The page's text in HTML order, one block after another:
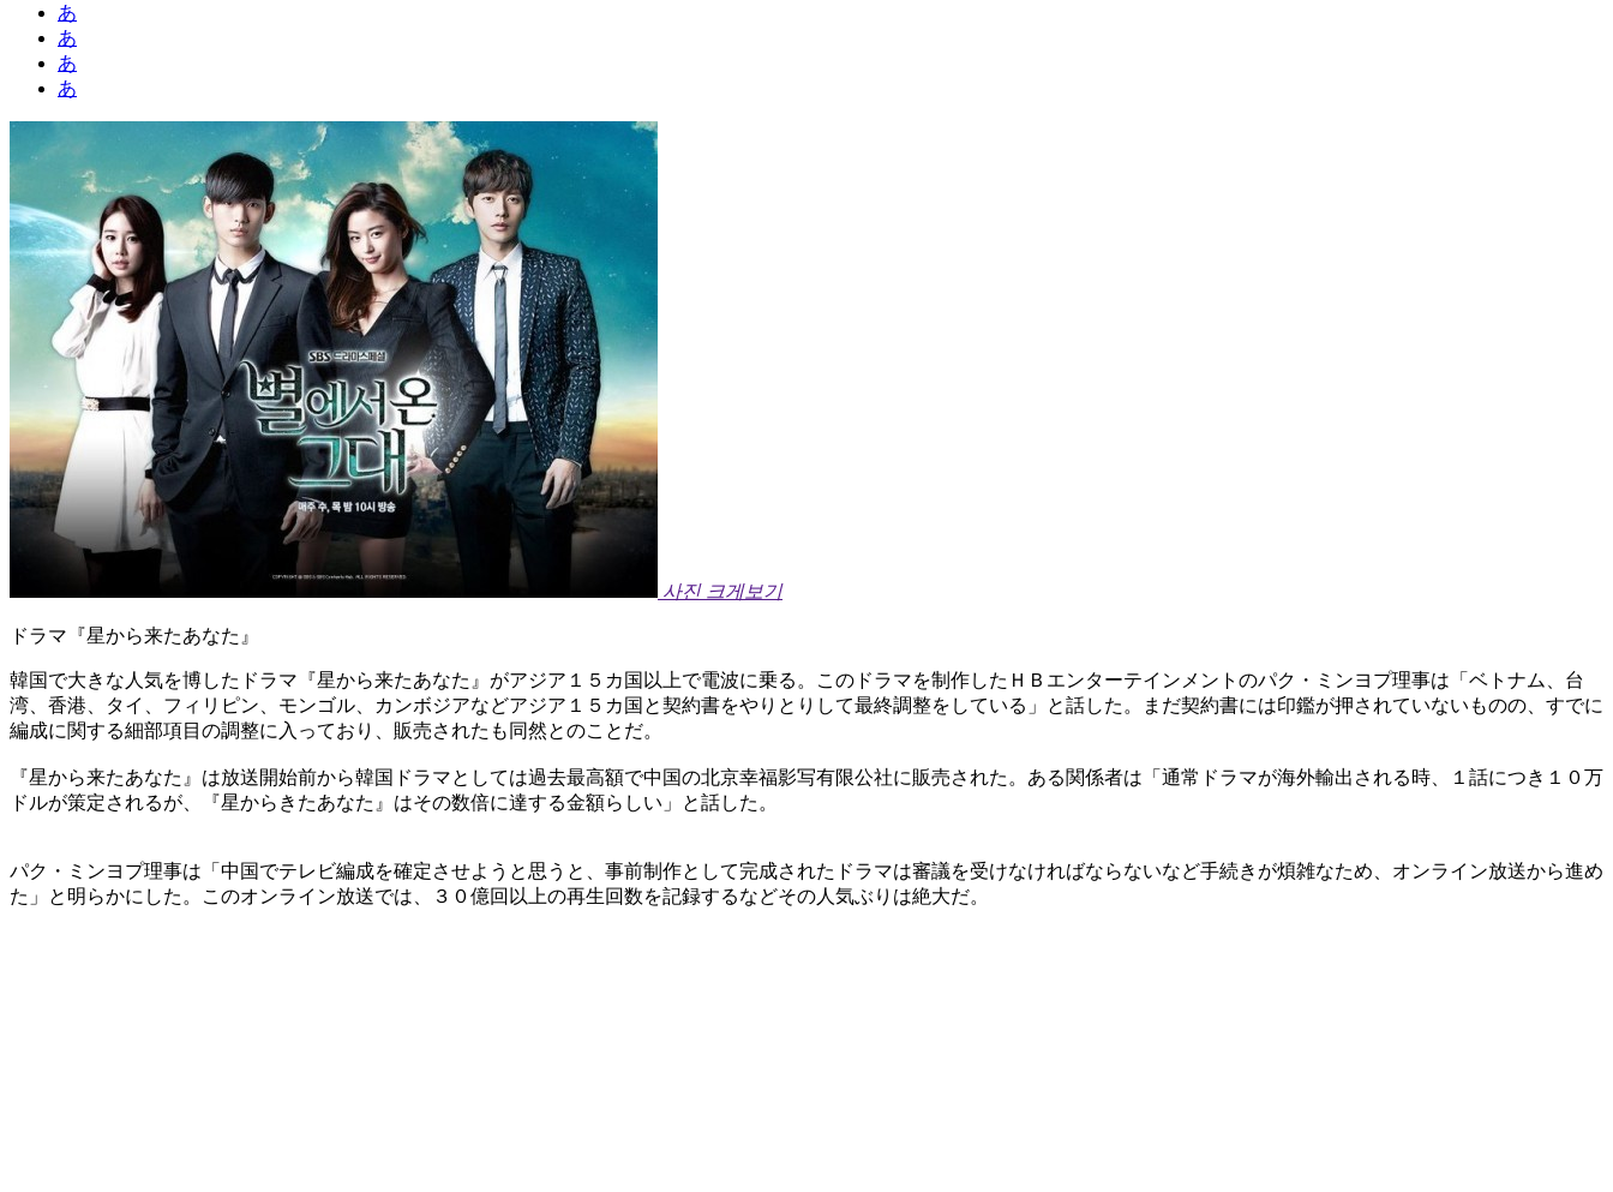
あ
あ
あ
あ
사진 크게보기
ドラマ『星から来たあなた』
韓国で大きな人気を博したドラマ『星から来たあなた』がアジア１５カ国以上で電波に乗る。このドラマを制作したＨＢエンターテインメントのパク・ミンヨプ理事は「ベトナム、台
湾、香港、タイ、フィリピン、モンゴル、カンボジアなどアジア１５カ国と契約書をやりとりして最終調整をしている」と話した。まだ契約書には印鑑が押されていないものの、すでに
編成に関する細部項目の調整に入っており、販売されたも同然とのことだ。
『星から来たあなた』は放送開始前から韓国ドラマとしては過去最高額で中国の北京幸福影写有限公社に販売された。ある関係者は「通常ドラマが海外輸出される時、１話につき１０万
ドルが策定されるが、『星からきたあなた』はその数倍に達する金額らしい」と話した。
パク・ミンヨプ理事は「中国でテレビ編成を確定させようと思うと、事前制作として完成されたドラマは審議を受けなければならないなど手続きが煩雑なため、オンライン放送から進め
た」と明らかにした。このオンライン放送では、３０億回以上の再生回数を記録するなどその人気ぶりは絶大だ。